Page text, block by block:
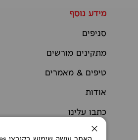
מידע נוסף
סניפים
מתקינים מורשים
טיפים & מאמרים
אודות
כתבו עלינו
יצירת קשר